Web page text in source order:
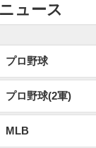
ニュース
プロ野球
プロ野球(2軍)
MLB